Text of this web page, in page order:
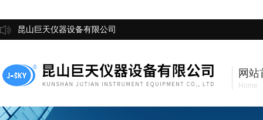
昆山巨天仪器设备有限公司
网站
Home